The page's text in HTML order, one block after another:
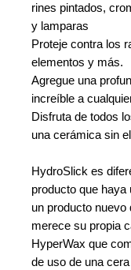
rines pintados,
y lamparas
Proteje contra los
elementos y más.
Agregue una
increíble a
Disfruta de todos
una cerámica sin
HydroSlick es
producto que haya
un producto nuevo
merece su propia
HyperWax que
de uso de una